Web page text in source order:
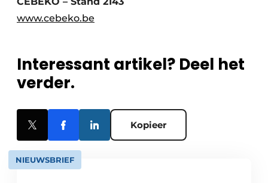
www.cebeko.be
Interessant artikel? Deel het
verder.
Kopieer
NIEUWSBRIEF